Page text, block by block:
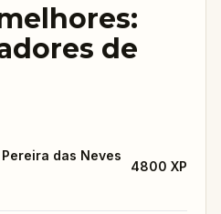
de
das Neves
4800 XP